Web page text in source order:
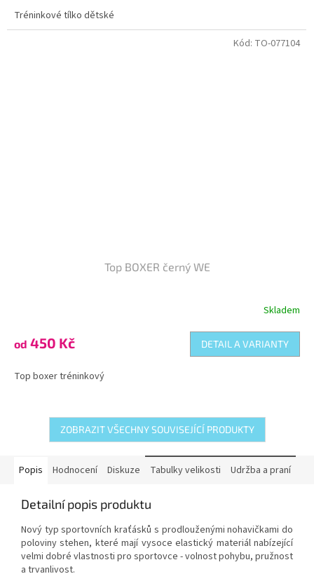
Tréninkové tílko dětské
Top BOXER černý WE
Skladem
od 450 Kč DETAIL A VARIANTY
Top boxer tréninkový
Kód: TO-077104
ZOBRAZIT VŠECHNY SOUVISEJÍCÍ PRODUKTY
Popis Hodnocení Diskuze Tabulky velikosti Udržba a praní
Detailní popis produktu
Nový typ sportovních kraťásků s prodlouženými nohavičkami do
poloviny stehen, které mají vysoce elastický materiál nabízející
velmi dobré vlastnosti pro sportovce - volnost pohybu, pružnost
a trvanlivost.